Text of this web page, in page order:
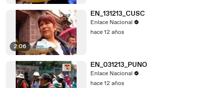
2:06
EN_131213_CUSC
Enlace Nacional
hace 12 años
EN_031213_PUNO
Enlace Nacional
hace 12 años